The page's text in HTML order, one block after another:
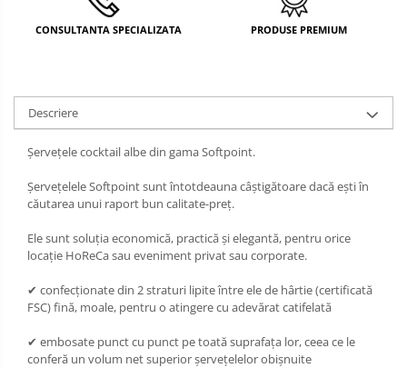
DECOR MOS NICOLAE
DECOR BABY SHOWER
CONSULTANTA SPECIALIZATA PRODUSE PREMIUM
Descriere
Șervețele cocktail albe din gama Softpoint.
Șervețelele Softpoint sunt întotdeauna câștigătoare dacă ești în
căutarea unui raport bun calitate-preț.
Ele sunt soluția economică, practică și elegantă, pentru orice
locație HoReCa sau eveniment privat sau corporate.
✔ confecționate din 2 straturi lipite între ele de hârtie (certificată
FSC) fină, moale, pentru o atingere cu adevărat catifelată
✔ embosate punct cu punct pe toată suprafața lor, ceea ce le
conferă un volum net superior șervețelelor obișnuite